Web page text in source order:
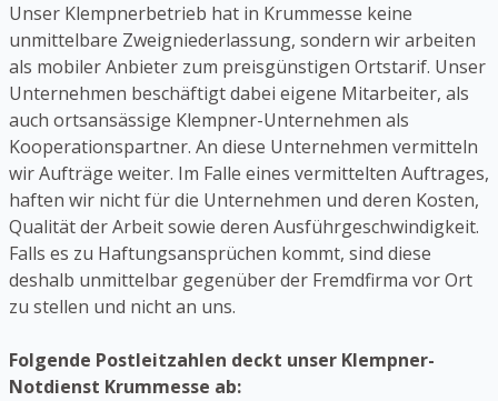
Unser Klempnerbetrieb hat in Krummesse keine
unmittelbare Zweigniederlassung, sondern wir arbeiten
als mobiler Anbieter zum preisgünstigen Ortstarif. Unser
Unternehmen beschäftigt dabei eigene Mitarbeiter, als
auch ortsansässige Klempner-Unternehmen als
Kooperationspartner. An diese Unternehmen vermitteln
wir Aufträge weiter. Im Falle eines vermittelten Auftrages,
haften wir nicht für die Unternehmen und deren Kosten,
Qualität der Arbeit sowie deren Ausführgeschwindigkeit.
Falls es zu Haftungsansprüchen kommt, sind diese
deshalb unmittelbar gegenüber der Fremdfirma vor Ort
zu stellen und nicht an uns.
Folgende Postleitzahlen deckt unser Klempner-
Notdienst Krummesse ab: